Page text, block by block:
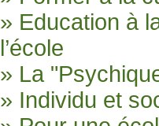
» Education à
l’école
» La
» Individu et